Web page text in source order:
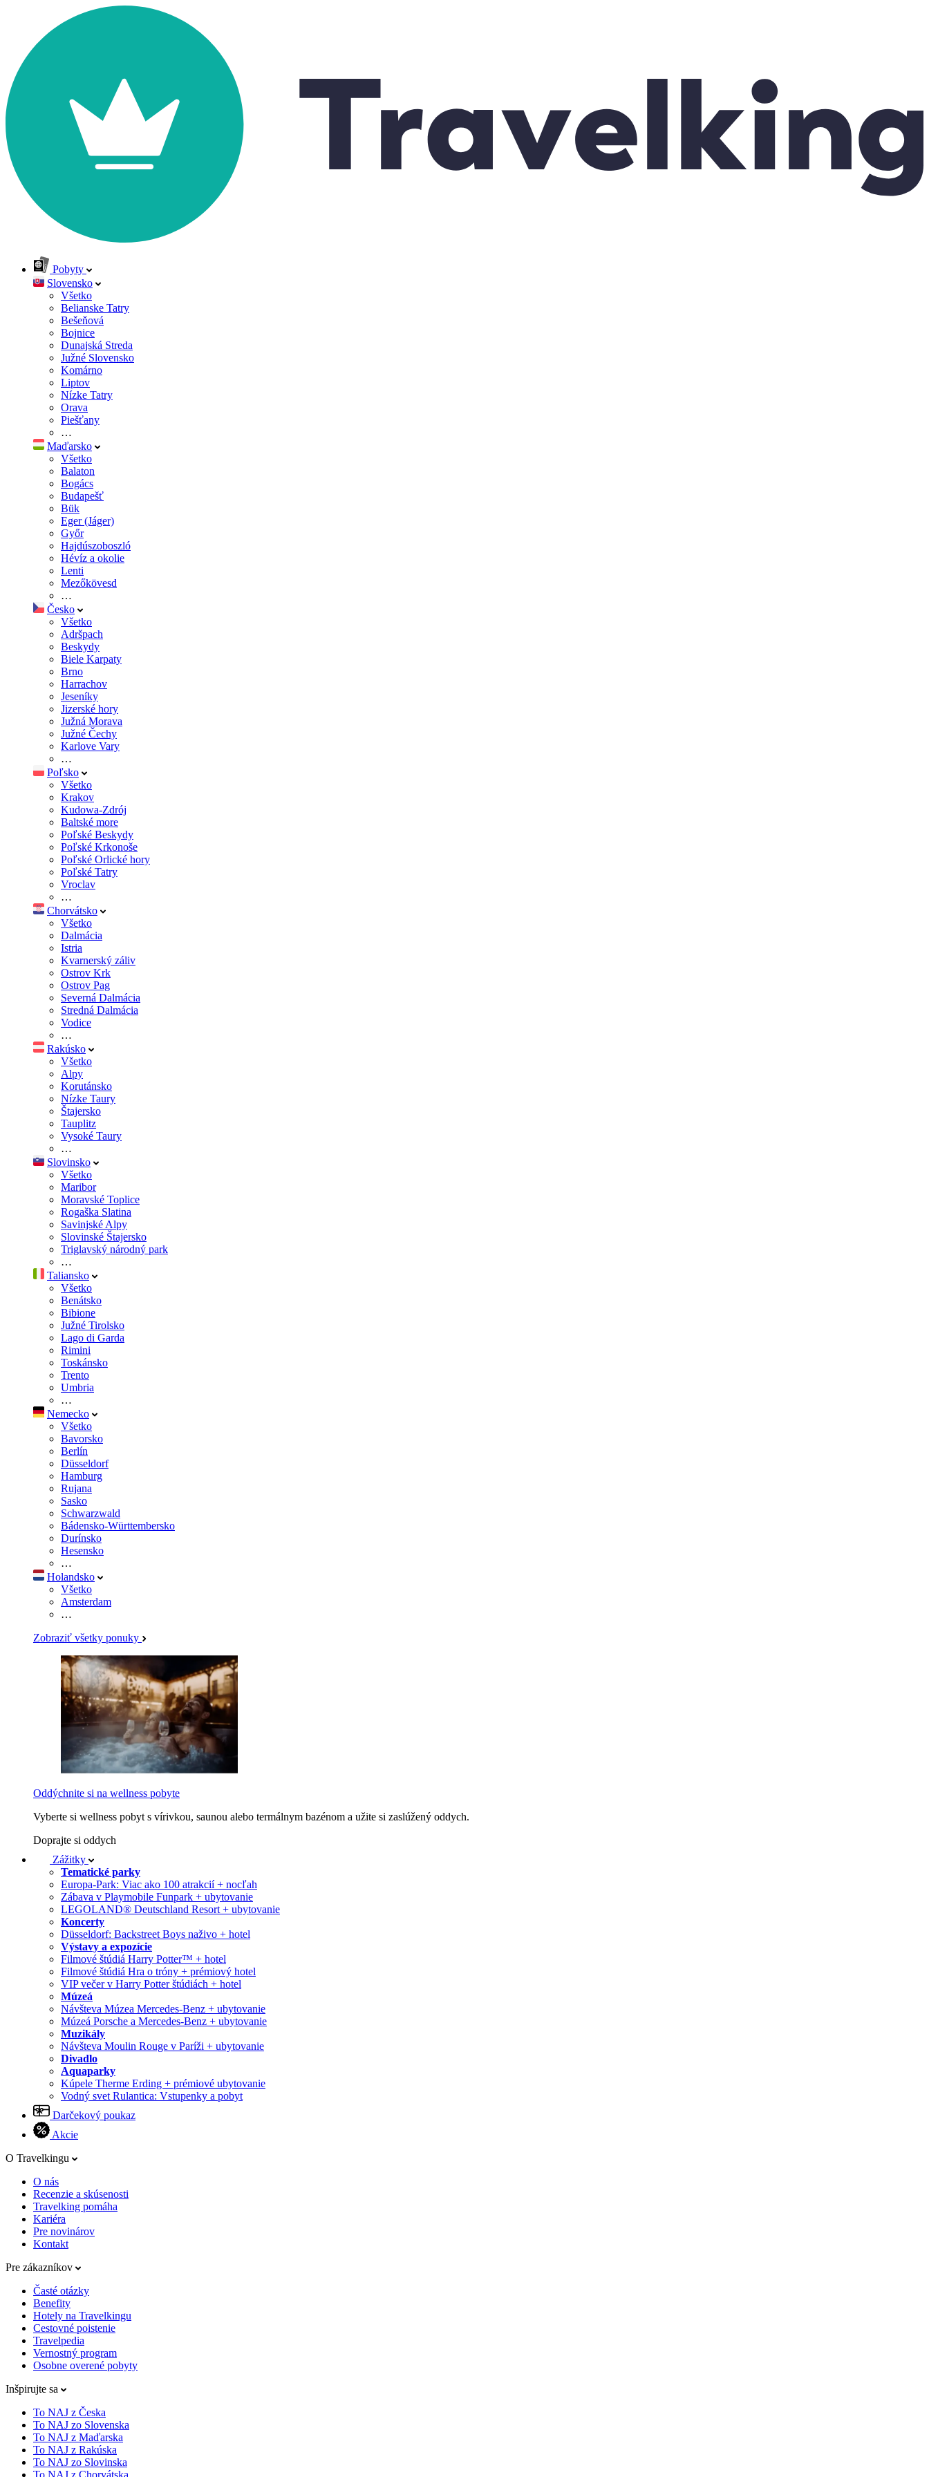
Pobyty
Slovensko
Všetko
Belianske Tatry
Bešeňová
Bojnice
Dunajská Streda
Južné Slovensko
Komárno
Liptov
Nízke Tatry
Orava
Piešťany
…
Maďarsko
Všetko
Balaton
Bogács
Budapešť
Bük
Eger (Jáger)
Győr
Hajdúszoboszló
Hévíz a okolie
Lenti
Mezőkövesd
…
Česko
Všetko
Adršpach
Beskydy
Biele Karpaty
Brno
Harrachov
Jeseníky
Jizerské hory
Južná Morava
Južné Čechy
Karlove Vary
…
Poľsko
Všetko
Krakov
Kudowa-Zdrój
Baltské more
Poľské Beskydy
Poľské Krkonoše
Poľské Orlické hory
Poľské Tatry
Vroclav
…
Chorvátsko
Všetko
Dalmácia
Istria
Kvarnerský záliv
Ostrov Krk
Ostrov Pag
Severná Dalmácia
Stredná Dalmácia
Vodice
…
Rakúsko
Všetko
Alpy
Korutánsko
Nízke Taury
Štajersko
Tauplitz
Vysoké Taury
…
Slovinsko
Všetko
Maribor
Moravské Toplice
Rogaška Slatina
Savinjské Alpy
Slovinské Štajersko
Triglavský národný park
…
Taliansko
Všetko
Benátsko
Bibione
Južné Tirolsko
Lago di Garda
Rimini
Toskánsko
Trento
Umbria
…
Nemecko
Všetko
Bavorsko
Berlín
Düsseldorf
Hamburg
Rujana
Sasko
Schwarzwald
Bádensko-Württembersko
Durínsko
Hesensko
…
Holandsko
Všetko
Amsterdam
…
Zobraziť všetky ponuky
Oddýchnite si na wellness pobyte
Vyberte si wellness pobyt s vírivkou, saunou alebo termálnym bazénom a užite si zaslúžený oddych.
Doprajte si oddych
Zážitky
Tematické parky
Europa-Park: Viac ako 100 atrakcií + nocľah
Zábava v Playmobile Funpark + ubytovanie
LEGOLAND® Deutschland Resort + ubytovanie
Koncerty
Düsseldorf: Backstreet Boys naživo + hotel
Výstavy a expozície
Filmové štúdiá Harry Potter™ + hotel
Filmové štúdiá Hra o tróny + prémiový hotel
VIP večer v Harry Potter štúdiách + hotel
Múzeá
Návšteva Múzea Mercedes-Benz + ubytovanie
Múzeá Porsche a Mercedes-Benz + ubytovanie
Muzikály
Návšteva Moulin Rouge v Paríži + ubytovanie
Divadlo
Aquaparky
Kúpele Therme Erding + prémiové ubytovanie
Vodný svet Rulantica: Vstupenky a pobyt
Darčekový poukaz
Akcie
O Travelkingu
O nás
Recenzie a skúsenosti
Travelking pomáha
Kariéra
Pre novinárov
Kontakt
Pre zákazníkov
Časté otázky
Benefity
Hotely na Travelkingu
Cestovné poistenie
Travelpedia
Vernostný program
Osobne overené pobyty
Inšpirujte sa
To NAJ z Česka
To NAJ zo Slovenska
To NAJ z Maďarska
To NAJ z Rakúska
To NAJ zo Slovinska
To NAJ z Chorvátska